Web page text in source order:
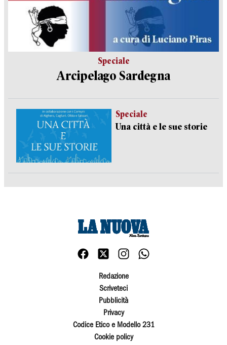
Speciale
Arcipelago Sardegna
Speciale
Una città e le sue storie
Redazione
Scriveteci
Pubblicità
Privacy
Codice Etico e Modello 231
Cookie policy